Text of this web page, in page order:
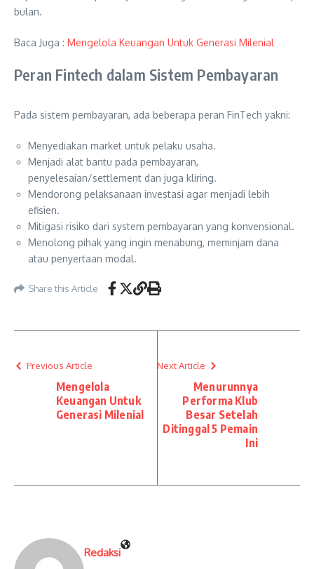
bulan.
Baca Juga : Mengelola Keuangan Untuk Generasi Milenial
Peran Fintech dalam Sistem Pembayaran
Pada sistem pembayaran, ada beberapa peran FinTech yakni:
Menyediakan market untuk pelaku usaha.
Menjadi alat bantu pada pembayaran,
penyelesaian/settlement dan juga kliring.
Mendorong pelaksanaan investasi agar menjadi lebih
efisien.
Mitigasi risiko dari system pembayaran yang konvensional.
Menolong pihak yang ingin menabung, meminjam dana
atau penyertaan modal.
Share this Article
Previous Article
Mengelola
Keuangan Untuk
Generasi Milenial
Next Article
Menurunnya
Performa Klub
Besar Setelah
Ditinggal 5 Pemain
Ini
Redaksi